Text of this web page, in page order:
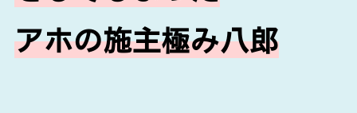
アホの施主極み八郎